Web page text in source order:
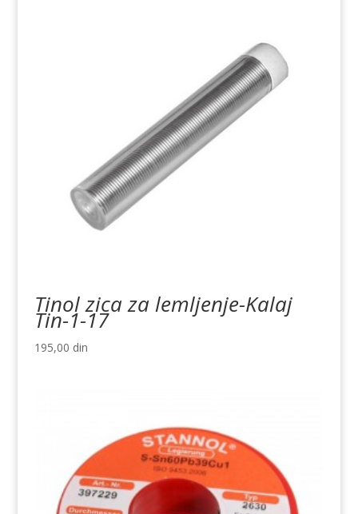
Tinol zica za lemljenje-Kalaj
Tin-1-17
195,00 din